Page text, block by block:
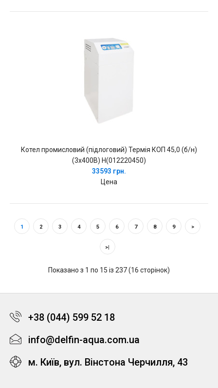
Котел промисловий (підлоговий) Термія КОП 45,0 (б/н)
(3х400В) Н(012220450)
33593 грн.
Цена
1 2 3 4 5 6 7 8 9 >
>|
Показано з 1 по 15 із 237 (16 сторінок)
+38 (044) 599 52 18
info@delfin-aqua.com.ua
м. Київ, вул. Вінстона Черчилля, 43